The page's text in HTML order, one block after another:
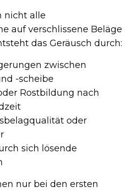
nicht alle
auf verschlissene Beläge
das Geräusch durch:
zwischen
-scheibe
Rostbildung nach
oder
sich lösende
nur bei den ersten